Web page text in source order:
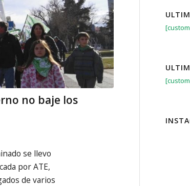
no baje los
se llevo
por ATE,
de varios